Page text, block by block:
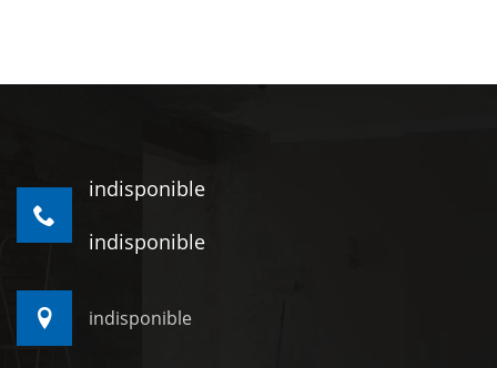
indisponible
indisponible
indisponible